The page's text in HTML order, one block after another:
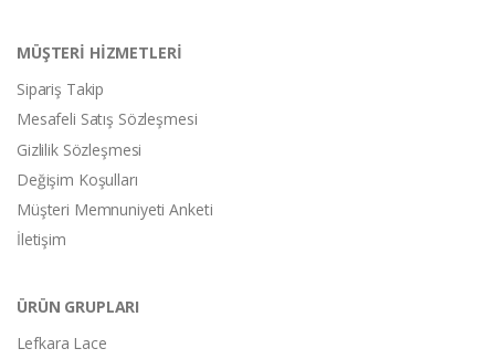
MÜŞTERİ HİZMETLERİ
Sipariş Takip
Mesafeli Satış Sözleşmesi
Gizlilik Sözleşmesi
Değişim Koşulları
Müşteri Memnuniyeti Anketi
İletişim
ÜRÜN GRUPLARI
Lefkara Lace